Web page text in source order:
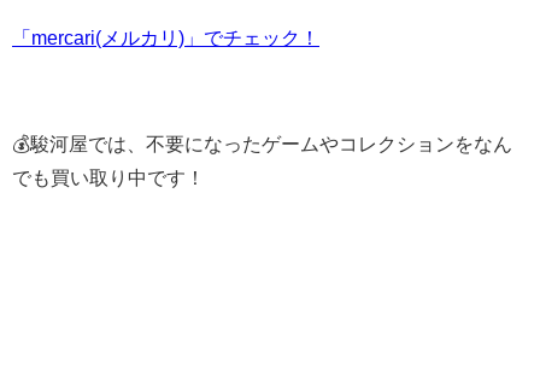
「mercari(メルカリ)」でチェック！
💰駿河屋では、不要になったゲームやコレクションをなん
でも買い取り中です！